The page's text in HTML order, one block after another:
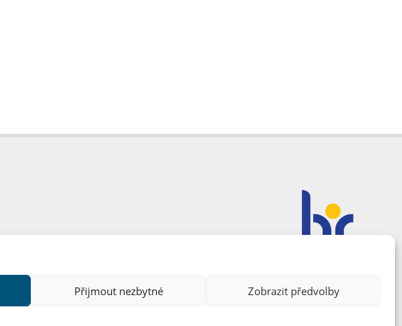
Přijmout nezbytné Zobrazit předvolby